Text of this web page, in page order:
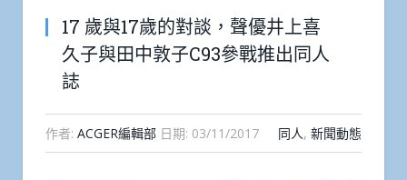
17 歲與17歲的對談，聲優井上喜
久子與田中敦子C93參戰推出同人
誌
作者: ACGER編輯部 日期: 03/11/2017 同人, 新聞動態